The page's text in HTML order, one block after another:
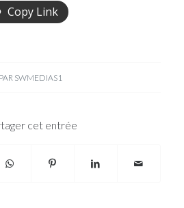
Copy Link
PAR SWMEDIAS1
cet entrée